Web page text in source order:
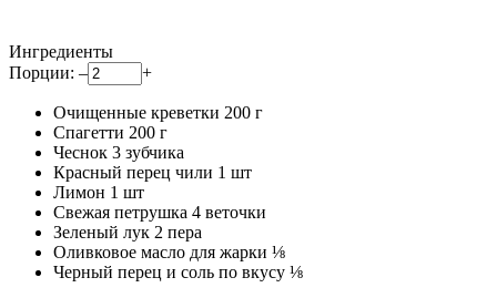
Ингредиенты
Порции: – +
Очищенные креветки 200 г
Спагетти 200 г
Чеснок 3 зубчика
Красный перец чили 1 шт
Лимон 1 шт
Свежая петрушка 4 веточки
Зеленый лук 2 пера
Оливковое масло для жарки ⅛
Черный перец и соль по вкусу ⅛